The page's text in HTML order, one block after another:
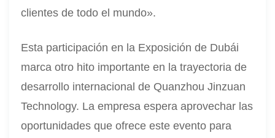
clientes de todo el mundo».
Esta participación en la Exposición de Dubái
marca otro hito importante en la trayectoria de
desarrollo internacional de Quanzhou Jinzuan
Technology. La empresa espera aprovechar las
oportunidades que ofrece este evento para